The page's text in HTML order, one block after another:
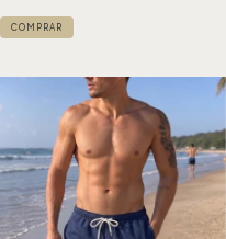
COMPRAR